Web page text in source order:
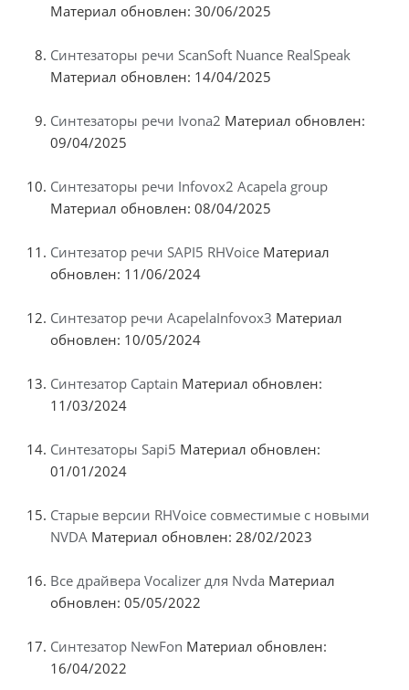
Материал обновлен: 30/06/2025
Синтезаторы речи ScanSoft Nuance RealSpeak
Материал обновлен: 14/04/2025
Синтезаторы речи Ivona2 Материал обновлен:
09/04/2025
Синтезаторы речи Infovox2 Acapela group
Материал обновлен: 08/04/2025
Синтезатор речи SAPI5 RHVoice Материал
обновлен: 11/06/2024
Синтезатор речи AcapelaInfovox3 Материал
обновлен: 10/05/2024
Синтезатор Captain Материал обновлен:
11/03/2024
Синтезаторы Sapi5 Материал обновлен:
01/01/2024
Старые версии RHVoice совместимые с новыми
NVDA Материал обновлен: 28/02/2023
Все драйвера Vocalizer для Nvda Материал
обновлен: 05/05/2022
Синтезатор NewFon Материал обновлен:
16/04/2022